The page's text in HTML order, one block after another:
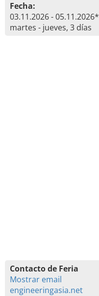
Fecha:
03.11.2026 - 05.11.2026*
martes - jueves, 3 días
Contacto de Feria
Mostrar email
engineeringasia.net